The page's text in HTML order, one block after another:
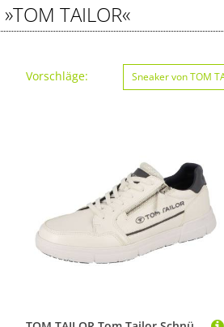
»TOM TAILOR«
Vorschläge: Sneaker von TOM